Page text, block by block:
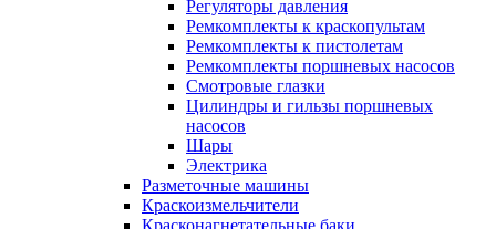
Регуляторы давления
Ремкомплекты к краскопультам
Ремкомплекты к пистолетам
Ремкомплекты поршневых насосов
Смотровые глазки
Цилиндры и гильзы поршневых
насосов
Шары
Электрика
Разметочные машины
Краскоизмельчители
Красконагнетательные баки